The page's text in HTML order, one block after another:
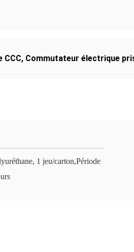
CCC, Commutateur électrique
1 jeu/carton,Période